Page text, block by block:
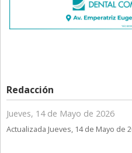
Redacción
Jueves, 14 de Mayo de 2026
Actualizada Jueves, 14 de Mayo de